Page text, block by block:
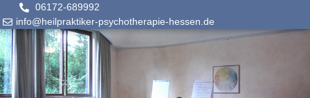
06172-689992
info@heilpraktiker-psychotherapie-hessen.de